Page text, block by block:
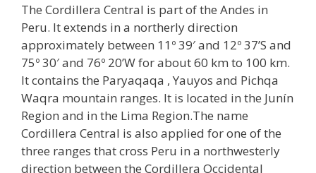
The Cordillera Central is part of the Andes in
Peru. It extends in a northerly direction
approximately between 11º 39′ and 12º 37’S and
75º 30′ and 76º 20’W for about 60 km to 100 km.
It contains the Paryaqaqa , Yauyos and Pichqa
Waqra mountain ranges. It is located in the Junín
Region and in the Lima Region.The name
Cordillera Central is also applied for one of the
three ranges that cross Peru in a northwesterly
direction between the Cordillera Occidental